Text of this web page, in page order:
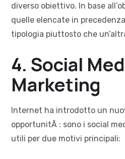
diverso obiettivo. In base
quelle elencate in
tipologia piuttosto che
4. Social
Marketing
Internet ha introdotto un
opportunitÃ : sono i social
utili per due motivi principali: